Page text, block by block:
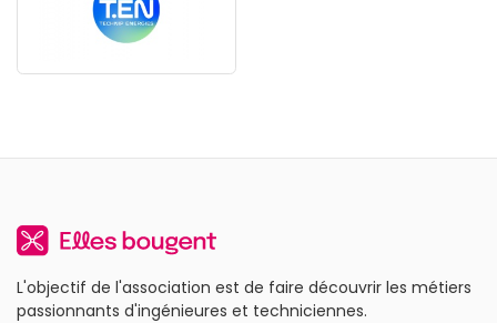
L'objectif de l'association est de faire découvrir les métiers
passionnants d'ingénieures et techniciennes.